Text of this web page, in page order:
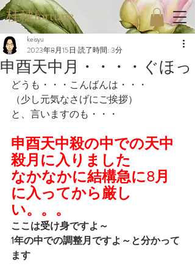
桂穂fortune
申酉天中月・・・・ぐほっ
keisyu
2023年8月15日 読了時間: 3分
どうも・・・こんばんは・・・
（少し元気なさげにご挨拶）
と、言いますのも・・・
申酉天中殺の中での天中
殺月に入りました
なかなかに結構急に8月
に入ってから厳し
い。。。
ここは受け身ですよ～
1年の中での調整月ですよ～と分かって
ます